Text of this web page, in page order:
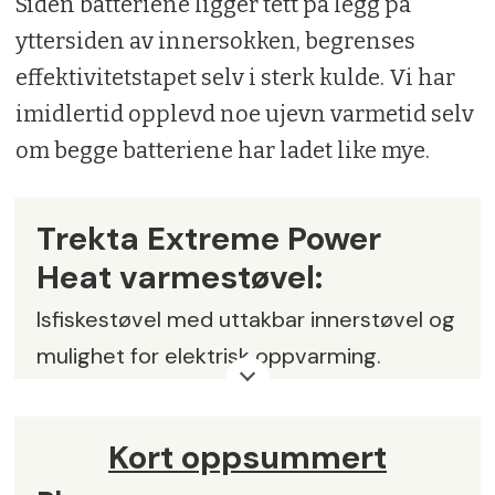
yttersiden av innersokken, begrenses
effektivitetstapet selv i sterk kulde. Vi har
imidlertid opplevd noe ujevn varmetid selv
om begge batteriene har ladet like mye.
Trekta Extreme Power
Heat varmestøvel:
Isfiskestøvel med uttakbar innerstøvel og
mulighet for elektrisk oppvarming.
luftboblerKort oppsummert